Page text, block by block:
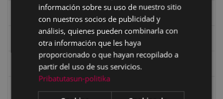
Eibartarren ahotan
Ermitas
información sobre su uso de nuestro sitio
con nuestros socios de publicidad y
análisis, quienes pueden combinarla con
otra información que les haya
proporcionado o que hayan recopilado a
partir del uso de sus servicios.
Pribatutasun-politika